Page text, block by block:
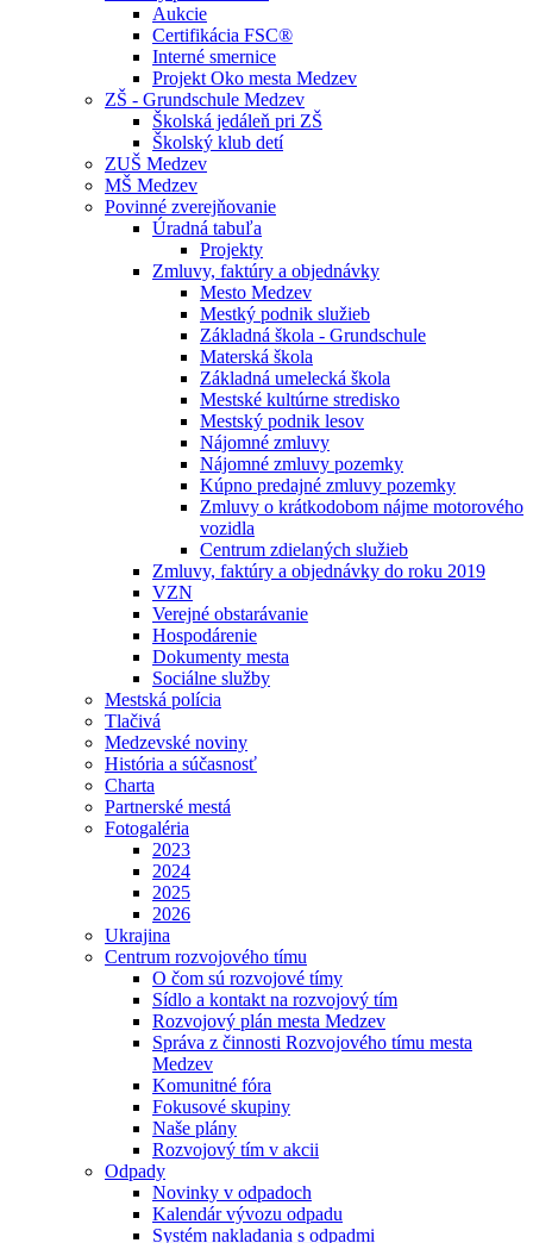
Aukcie
Certifikácia FSC®
Interné smernice
Projekt Oko mesta Medzev
ZŠ - Grundschule Medzev
Školská jedáleň pri ZŠ
Školský klub detí
ZUŠ Medzev
MŠ Medzev
Povinné zverejňovanie
Úradná tabuľa
Projekty
Zmluvy, faktúry a objednávky
Mesto Medzev
Mestký podnik služieb
Základná škola - Grundschule
Materská škola
Základná umelecká škola
Mestské kultúrne stredisko
Mestský podnik lesov
Nájomné zmluvy
Nájomné zmluvy pozemky
Kúpno predajné zmluvy pozemky
Zmluvy o krátkodobom nájme motorového
vozidla
Centrum zdielaných služieb
Zmluvy, faktúry a objednávky do roku 2019
VZN
Verejné obstarávanie
Hospodárenie
Dokumenty mesta
Sociálne služby
Mestská polícia
Tlačivá
Medzevské noviny
História a súčasnosť
Charta
Partnerské mestá
Fotogaléria
2023
2024
2025
2026
Ukrajina
Centrum rozvojového tímu
O čom sú rozvojové tímy
Sídlo a kontakt na rozvojový tím
Rozvojový plán mesta Medzev
Správa z činnosti Rozvojového tímu mesta
Medzev
Komunitné fóra
Fokusové skupiny
Naše plány
Rozvojový tím v akcii
Odpady
Novinky v odpadoch
Kalendár vývozu odpadu
Systém nakladania s odpadmi